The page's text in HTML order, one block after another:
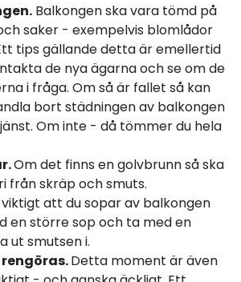
Balkongen ska vara tömd på
saker - exempelvis blomlådor
tips gällande detta är emellertid
de nya ägarna och se om de
i fråga. Om så är fallet så kan
bort städningen av balkongen
Om inte - då tömmer du hela
Om det finns en golvbrunn så ska
från skräp och smuts.
viktigt att du sopar av balkongen
en större sop och ta med en
ut smutsen i.
Detta moment är även